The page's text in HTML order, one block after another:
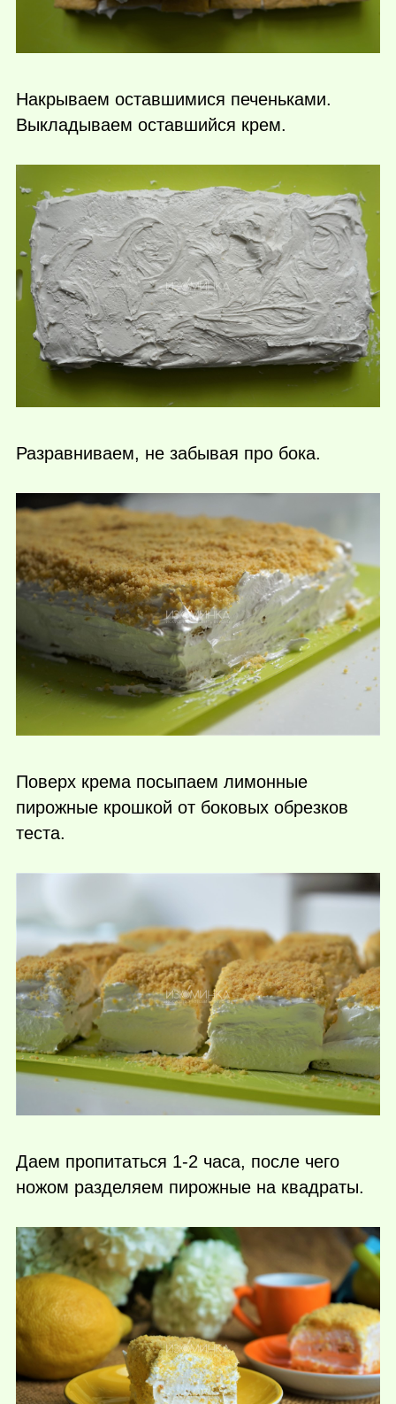
Накрываем оставшимися печеньками.
Выкладываем оставшийся крем.
Разравниваем, не забывая про бока.
Поверх крема посыпаем лимонные
пирожные крошкой от боковых обрезков
теста.
Даем пропитаться 1-2 часа, после чего
ножом разделяем пирожные на квадраты.